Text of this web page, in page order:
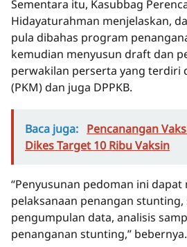
Sementara itu, Kasubbag
Hidayaturahman menjelaskan,
pula dibahas program
kemudian menyusun draft dan
perwakilan perserta yang terdiri
(PKM) dan juga DPPKB.
Baca juga: Pencanangan
Dikes Target 10 Ribu Vaksin
“Penyusunan pedoman ini
pelaksanaan penangan
pengumpulan data, analisis
penanganan stunting,” bebernya.